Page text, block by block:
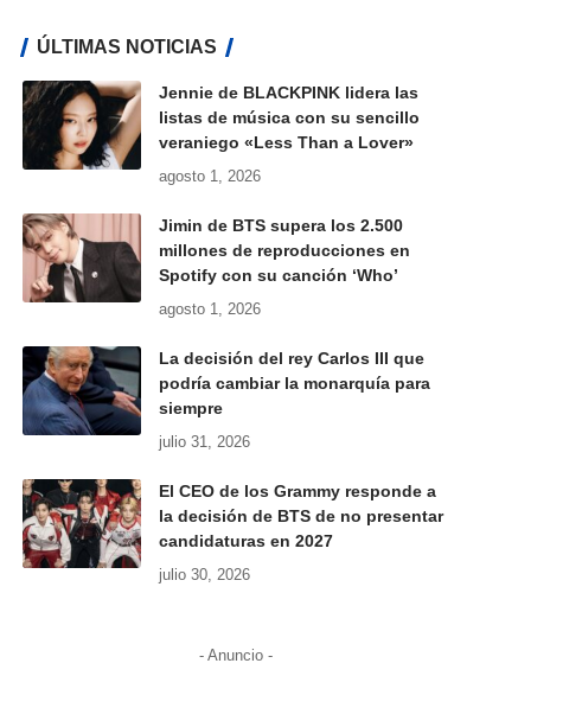
ÚLTIMAS NOTICIAS
Jennie de BLACKPINK lidera las
listas de música con su sencillo
veraniego «Less Than a Lover»
agosto 1, 2026
Jimin de BTS supera los 2.500
millones de reproducciones en
Spotify con su canción ‘Who’
agosto 1, 2026
La decisión del rey Carlos III que
podría cambiar la monarquía para
siempre
julio 31, 2026
El CEO de los Grammy responde a
la decisión de BTS de no presentar
candidaturas en 2027
julio 30, 2026
- Anuncio -